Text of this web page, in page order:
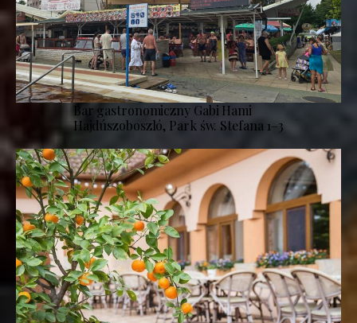
Bar gastronomiczny Gabi Hami
Hajdúszoboszló, Park św. Stefana 1–3